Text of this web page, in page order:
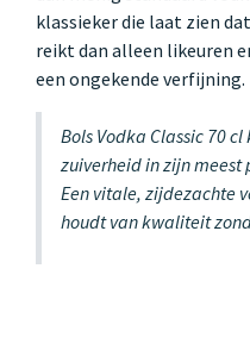
klassieker die laat zien
reikt dan alleen likeuren
een ongekende verfijning.
Bols Vodka Classic 70
zuiverheid in zijn meest
Een vitale, zijdezachte
houdt van kwaliteit